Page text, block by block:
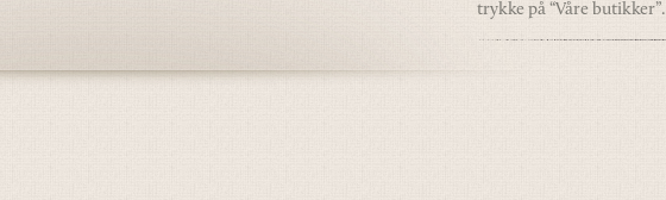
trykke på “Våre butikker”.